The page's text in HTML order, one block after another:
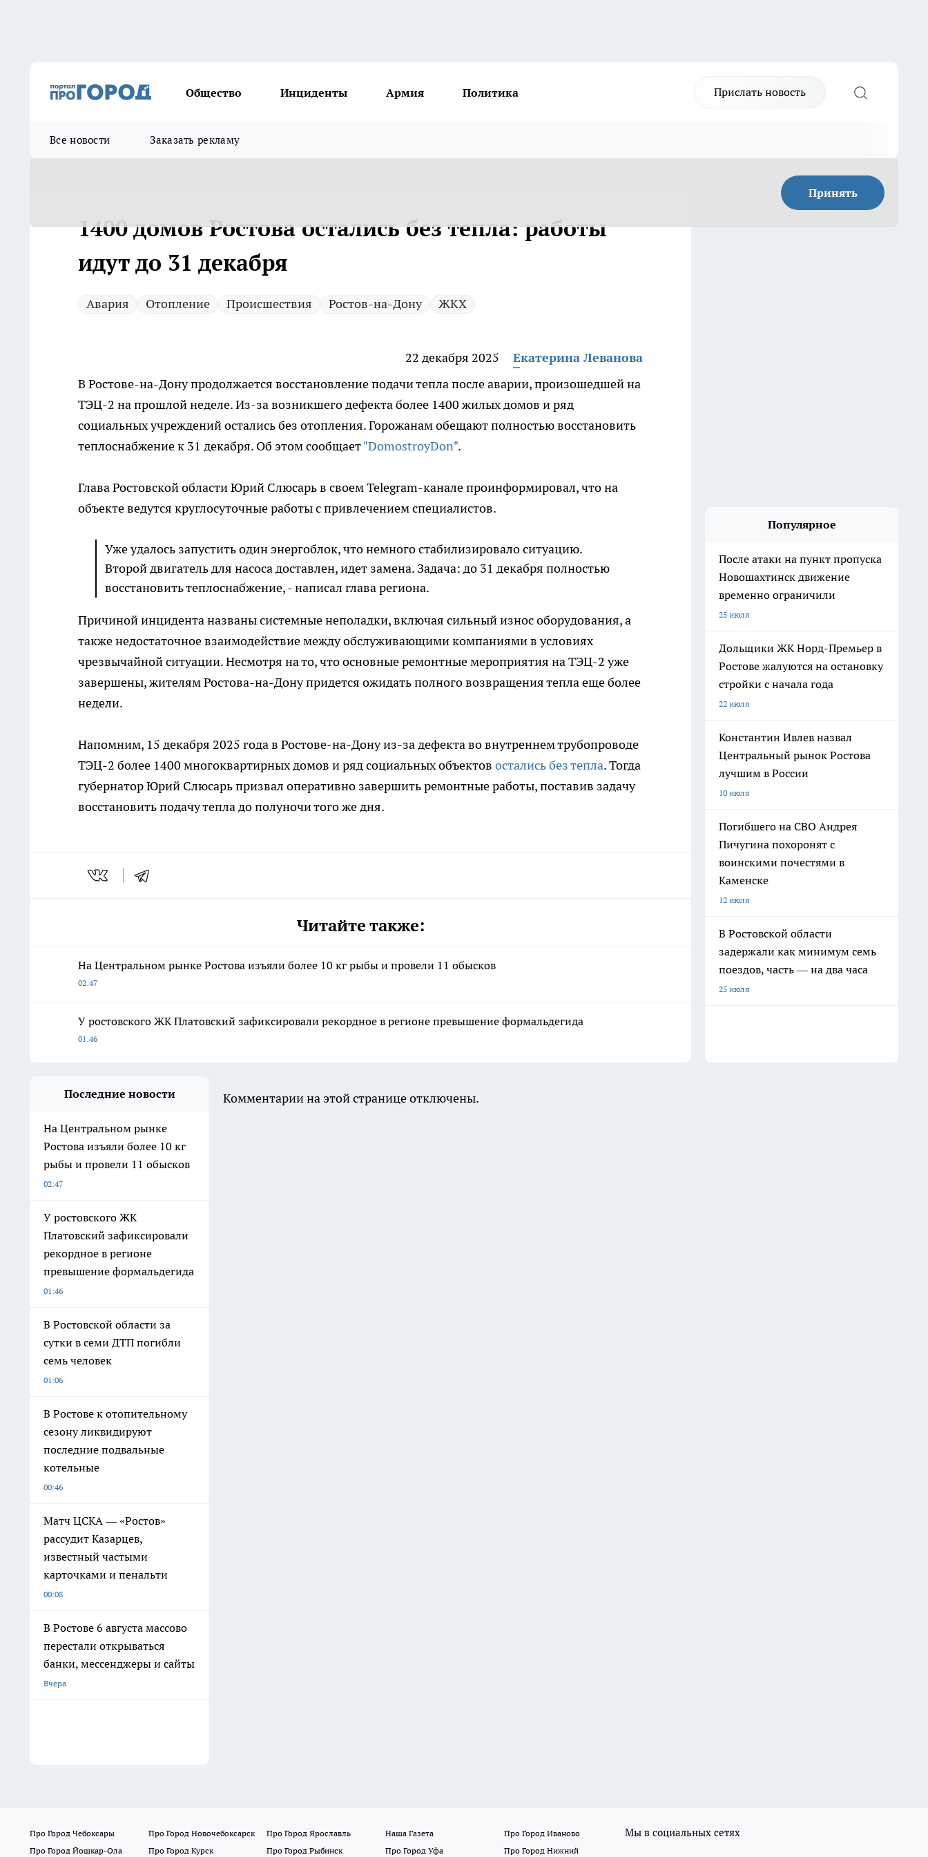
Общество Инциденты Армия Политика Прислать новость
Все новости Заказать рекламу
Принять
1400 домов Ростова остались без тепла: работы
идут до 31 декабря
Авария Отопление Происшествия Ростов-на-Дону ЖКХ
22 декабря 2025
Екатерина Леванова
В Ростове-на-Дону продолжается восстановление подачи тепла после аварии, произошедшей на
ТЭЦ-2 на прошлой неделе. Из-за возникшего дефекта более 1400 жилых домов и ряд
социальных учреждений остались без отопления. Горожанам обещают полностью восстановить
теплоснабжение к 31 декабря. Об этом сообщает"DomostroyDon".
Глава Ростовской области Юрий Слюсарь в своем Telegram-канале проинформировал, что на
объекте ведутся круглосуточные работы с привлечением специалистов.
Уже удалось запустить один энергоблок, что немного стабилизировало ситуацию.
Второй двигатель для насоса доставлен, идет замена. Задача: до 31 декабря полностью
восстановить теплоснабжение, - написал глава региона.
Причиной инцидента названы системные неполадки, включая сильный износ оборудования, а
также недостаточное взаимодействие между обслуживающими компаниями в условиях
чрезвычайной ситуации. Несмотря на то, что основные ремонтные мероприятия на ТЭЦ-2 уже
завершены, жителям Ростова-на-Дону придется ожидать полного возвращения тепла еще более
недели.
Напомним, 15 декабря 2025 года в Ростове-на-Дону из-за дефекта во внутреннем трубопроводе
ТЭЦ-2 более 1400 многоквартирных домов и ряд социальных объектов остались без тепла. Тогда
губернатор Юрий Слюсарь призвал оперативно завершить ремонтные работы, поставив задачу
восстановить подачу тепла до полуночи того же дня.
Читайте также:
На Центральном рынке Ростова изъяли более 10 кг рыбы и провели 11 обысков
02:47
У ростовского ЖК Платовский зафиксировали рекордное в регионе превышение формальдегида
01:46
Популярное
После атаки на пункт пропуска
Новошахтинск движение
временно ограничили
25 июля
Дольщики ЖК Норд-Премьер в
Ростове жалуются на остановку
стройки с начала года
22 июля
Константин Ивлев назвал
Центральный рынок Ростова
лучшим в России
10 июля
Погибшего на СВО Андрея
Пичугина похоронят с
воинскими почестями в
Каменске
12 июля
В Ростовской области
задержали как минимум семь
поездов, часть — на два часа
25 июля
Последние новости
На Центральном рынке
Ростова изъяли более 10 кг
рыбы и провели 11 обысков
02:47
У ростовского ЖК
Платовский зафиксировали
рекордное в регионе
превышение формальдегида
01:46
В Ростовской области за
сутки в семи ДТП погибли
семь человек
01:06
В Ростове к отопительному
сезону ликвидируют
последние подвальные
котельные
00:46
Матч ЦСКА — «Ростов»
рассудит Казарцев,
известный частыми
карточками и пенальти
00:08
В Ростове 6 августа массово
перестали открываться
банки, мессенджеры и сайты
Вчера
Комментарии на этой странице отключены.
Про Город Чебоксары Про Город Новочебоксарск Про Город Ярославль Наша Газета
Про Город Иваново
Про Город Йошкар-Ола
Про Город Курск Про Город Рыбинск Про Город Уфа Про Город Нижний
Мы в социальных сетях